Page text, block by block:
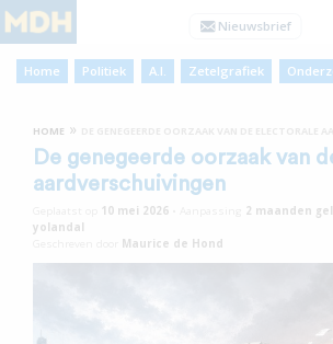
Home Politiek A.I. Zetelgrafiek
HOME »
De genegeerde oorzaak van
aardverschuivingen
10 mei 2026 2 maanden
yolandal
Maurice de Hond